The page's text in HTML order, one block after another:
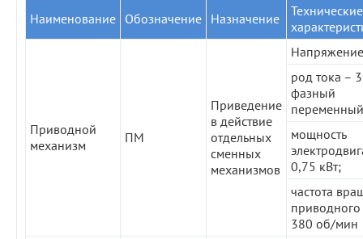
Наименование Обозначение Назначение
Технические
Приводной
механизм
ПМ
Приведение
в действие
отдельных
сменных
механизмов
род тока –
фазный
мощность
0,75 кВт;
частота
приводного
380 об/мин